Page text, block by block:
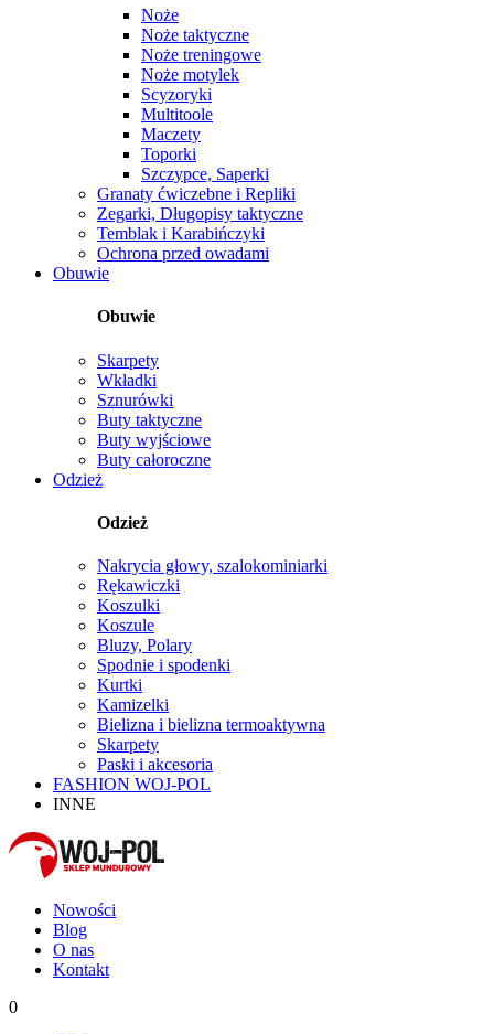
Noże
Noże taktyczne
Noże treningowe
Noże motylek
Scyzoryki
Multitoole
Maczety
Toporki
Szczypce, Saperki
Granaty ćwiczebne i Repliki
Zegarki, Długopisy taktyczne
Temblak i Karabińczyki
Ochrona przed owadami
Obuwie
Obuwie
Skarpety
Wkładki
Sznurówki
Buty taktyczne
Buty wyjściowe
Buty całoroczne
Odzież
Odzież
Nakrycia głowy, szalokominiarki
Rękawiczki
Koszulki
Koszule
Bluzy, Polary
Spodnie i spodenki
Kurtki
Kamizelki
Bielizna i bielizna termoaktywna
Skarpety
Paski i akcesoria
FASHION WOJ-POL
INNE
Nowości
Blog
O nas
Kontakt
0